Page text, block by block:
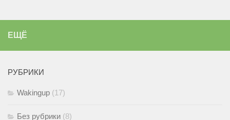
ЕЩЁ
РУБРИКИ
Wakingup (17)
Без рубрики (8)